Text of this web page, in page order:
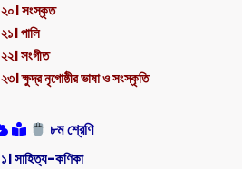
২০। সংস্কৃত
২১। পালি
২২। সংগীত
২৩। ক্ষুদ্র নৃগোষ্ঠীর ভাষা ও সংস্কৃতি
৮ম শ্রেণি
১। সাহিত্য-কণিকা